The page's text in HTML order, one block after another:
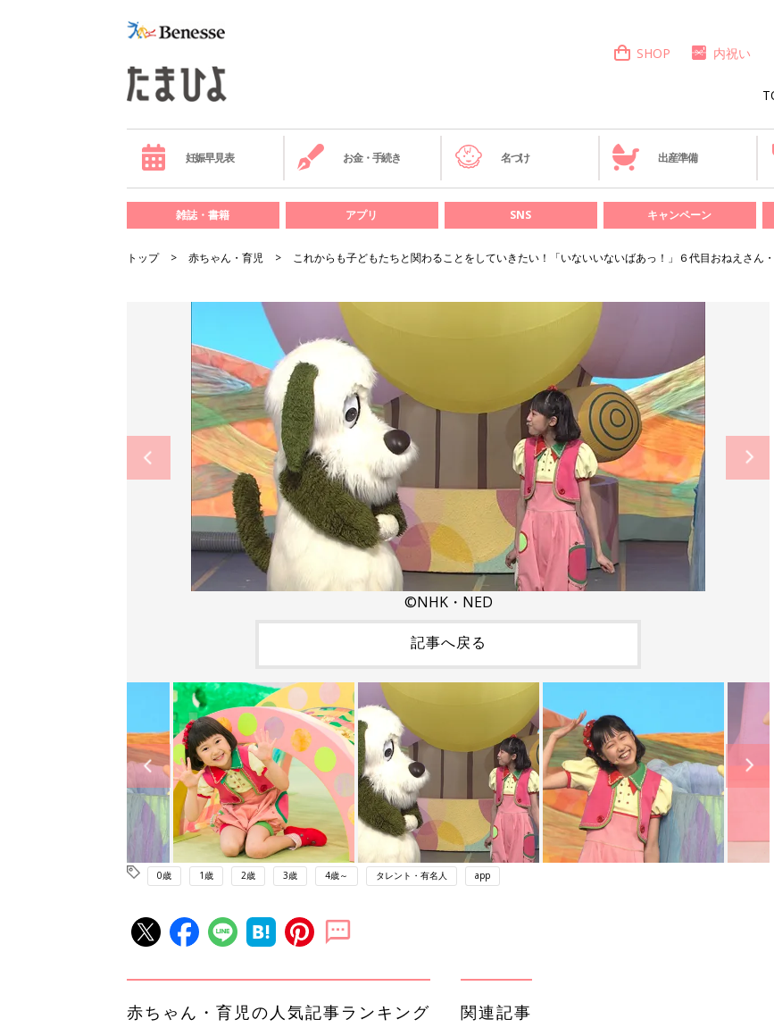
SHOP 内祝い
妊娠早見表 お金・手続き 名づけ 出産準備
雑誌・書籍 アプリ SNS キャンペーン
トップ 赤ちゃん・育児 これからも子どもたちと関わることをしていきたい！「いないいないばあっ！」６代目おねえさん
©NHK・NED
記事へ戻る
0歳 1歳 2歳 3歳 4歳～ タレント・有名人 app
赤ちゃん・育児の人気記事ランキング 関連記事